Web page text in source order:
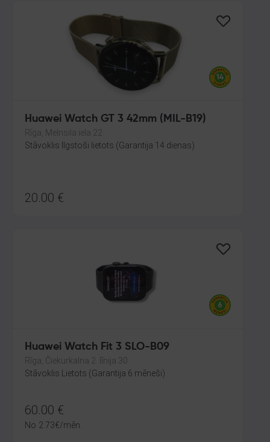
Huawei Watch GT 3 42mm (MIL-B19)
Rīga, Melnsila iela 22
Stāvoklis Ilgstoši lietots (Garantija 14 dienas)
20.00 €
Huawei Watch Fit 3 SLO-B09
Rīga, Čiekurkalna 2. līnija 30
Stāvoklis Lietots (Garantija 6 mēneši)
60.00 €
No 2.73€/mēn.